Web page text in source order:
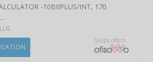
-10BIIPLUS/INT, 170
Shops offers